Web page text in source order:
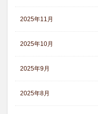
2025年11月
2025年10月
2025年9月
2025年8月